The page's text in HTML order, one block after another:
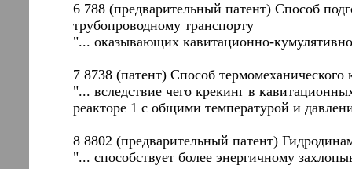
6 788 (предварительный патент) Способ
трубопроводному транспорту
"... оказывающих кавитационно-
7 8738 (патент) Способ термомеханического
"... вследствие чего крекинг в
реакторе 1 с общими температурой и
8 8802 (предварительный патент)
"... способствует более энергичному